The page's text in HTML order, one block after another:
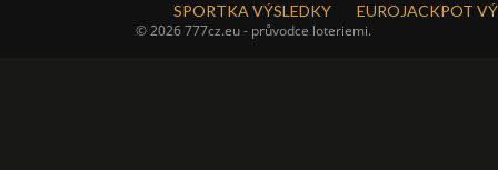
SPORTKA VÝSLEDKY EUROJACKPOT
© 2026 777cz.eu - průvodce loteriemi.